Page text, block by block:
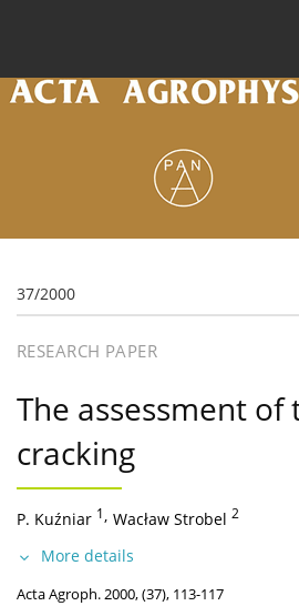
37/2000
RESEARCH PAPER
The assessment
cracking
P. Kuźniar 1, Wacław Strobel 2
More details
Acta Agroph. 2000, (37), 113-117